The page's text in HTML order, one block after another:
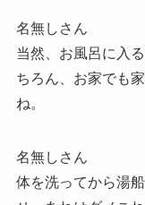
名無しさん
当然、お風呂に入
ちろん、お家でも
ね。
名無しさん
体を洗ってから湯